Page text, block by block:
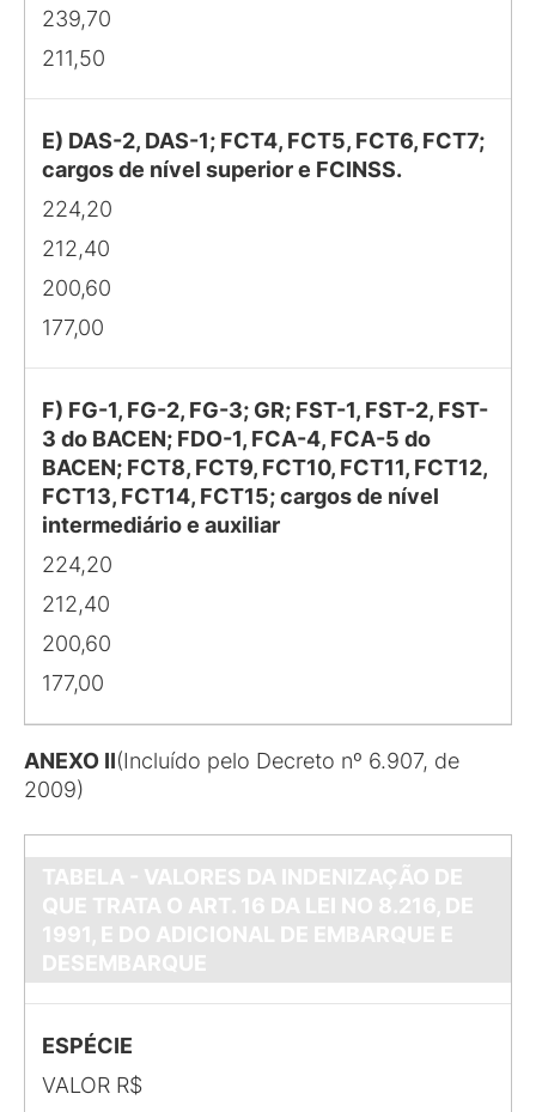
239,70
211,50
E) DAS-2, DAS-1; FCT4, FCT5, FCT6, FCT7;
cargos de nível superior e FCINSS.
224,20
212,40
200,60
177,00
F) FG-1, FG-2, FG-3; GR; FST-1, FST-2, FST-
3 do BACEN; FDO-1, FCA-4, FCA-5 do
BACEN; FCT8, FCT9, FCT10, FCT11, FCT12,
FCT13, FCT14, FCT15; cargos de nível
intermediário e auxiliar
224,20
212,40
200,60
177,00
ANEXO II(Incluído pelo Decreto nº 6.907, de
2009)
TABELA - VALORES DA INDENIZAÇÃO DE
QUE TRATA O ART. 16 DA LEI NO 8.216, DE
1991, E DO ADICIONAL DE EMBARQUE E
DESEMBARQUE
ESPÉCIE
VALOR R$